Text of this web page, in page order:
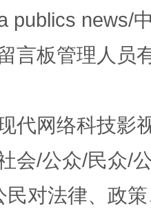
” 如何以
publics news/
言板管理人员
代网络科技影
会/公众/民众/
民对法律、政